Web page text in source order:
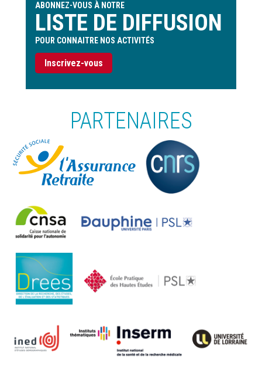
ABONNEZ-VOUS À NOTRE
LISTE DE DIFFUSION
POUR CONNAITRE NOS ACTIVITÉS
Inscrivez-vous
PARTENAIRES